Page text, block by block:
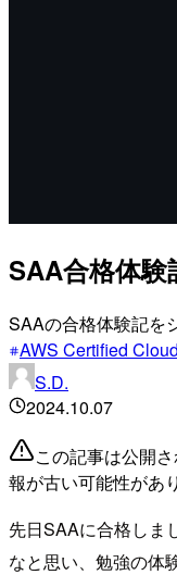
SAA合格体験
SAAの合格体験記を
AWS Certified
S.D.
2024.10.07
この記事は公開
報が古い可能性があ
先日SAAに合格しま
なと思い、勉強の体